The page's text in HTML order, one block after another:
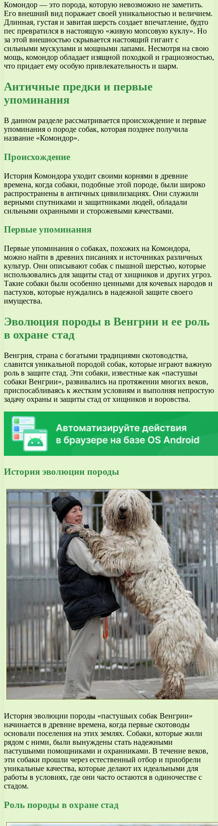
Комондор — это порода, которую невозможно не заметить.
Его внешний вид поражает своей уникальностью и величием.
Длинная, густая и завитая шерсть создает впечатление, будто
пес превратился в настоящую «живую мопсовую куклу». Но
за этой внешностью скрывается настоящий гигант с
сильными мускулами и мощными лапами. Несмотря на свою
мощь, комондор обладает изящной походкой и грациозностью,
что придает ему особую привлекательность и шарм.
Античные предки и первые
упоминания
В данном разделе рассматривается происхождение и первые
упоминания о породе собак, которая позднее получила
название «Комондор».
Происхождение
История Комондора уходит своими корнями в древние
времена, когда собаки, подобные этой породе, были широко
распространены в античных цивилизациях. Они служили
верными спутниками и защитниками людей, обладали
сильными охранными и сторожевыми качествами.
Первые упоминания
Первые упоминания о собаках, похожих на Комондора,
можно найти в древних писаниях и источниках различных
культур. Они описывают собак с пышной шерстью, которые
использовались для защиты стад от хищников и других угроз.
Такие собаки были особенно ценными для кочевых народов и
пастухов, которые нуждались в надежной защите своего
имущества.
Эволюция породы в Венгрии и ее роль
в охране стад
Венгрия, страна с богатыми традициями скотоводства,
славится уникальной породой собак, которые играют важную
роль в защите стад. Эти собаки, известные как «пастушьи
собаки Венгрии», развивались на протяжении многих веков,
приспосабливаясь к жестким условиям и выполняя непростую
задачу охраны и защиты стад от хищников и воровства.
История эволюции породы
История эволюции породы «пастушьих собак Венгрии»
начинается в древние времена, когда первые скотоводы
основали поселения на этих землях. Собаки, которые жили
рядом с ними, были вынуждены стать надежными
пастушьими помощниками и охранниками. В течение веков,
эти собаки прошли через естественный отбор и приобрели
уникальные качества, которые делают их идеальными для
работы в условиях, где они часто остаются в одиночестве с
стадом.
Роль породы в охране стад